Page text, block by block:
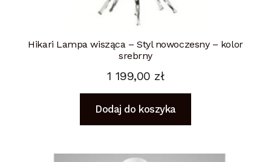
Hikari Lampa wisząca – Styl nowoczesny – kolor
srebrny
1 199,00 zł
Dodaj do koszyka